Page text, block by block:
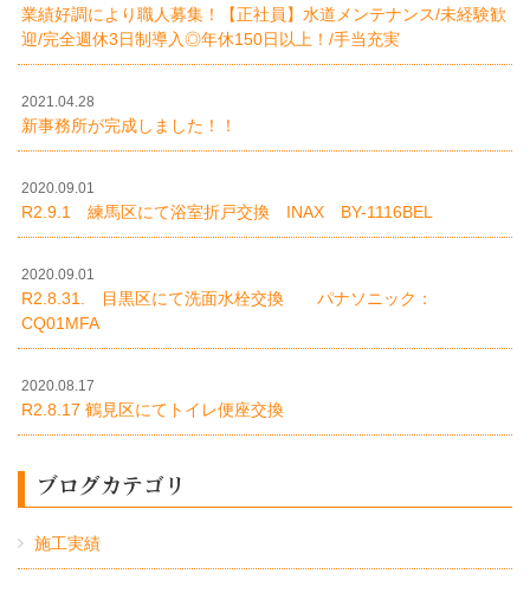
業績好調により職人募集！【正社員】水道メンテナンス/未経験歓
迎/完全週休3日制導入◎年休150日以上！/手当充実
2021.04.28
新事務所が完成しました！！
2020.09.01
R2.9.1 練馬区にて浴室折戸交換 INAX BY-1116BEL
2020.09.01
R2.8.31. 目黒区にて洗面水栓交換 パナソニック：
CQ01MFA
2020.08.17
R2.8.17 鶴見区にてトイレ便座交換
ブログカテゴリ
施工実績